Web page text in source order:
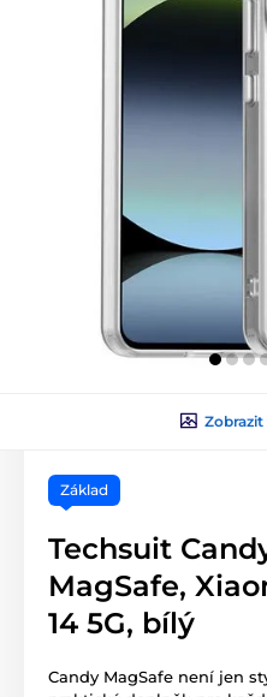
Zobrazit
Základ
Techsuit
MagSafe,
14 5G, bílý
Candy MagSafe není jen